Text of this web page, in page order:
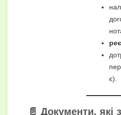
є).
📄 Документи, які